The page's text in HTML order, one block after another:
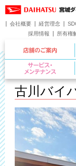
会社概要 経営理念
採用情報
所有権
古川バイ